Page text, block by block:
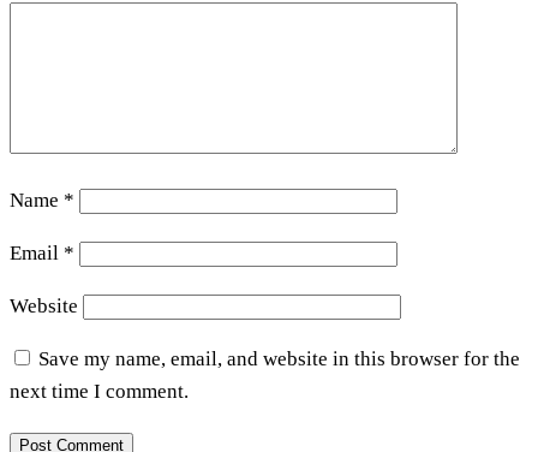
Name *
Email *
Website
Save my name, email, and website in this browser for the
next time I comment.